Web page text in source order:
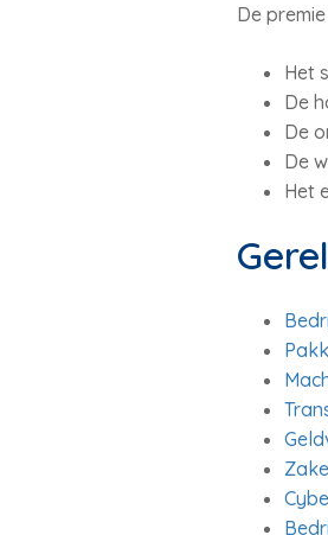
De
Het
De
De
De
Het